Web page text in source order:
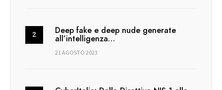
Deep fake e deep nude generate
all’intelligenza…
21 AGOSTO 2023